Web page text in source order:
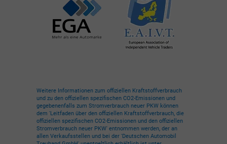
Weitere Informationen zum offiziellen Kraftstoffverbrauch
und zu den offiziellen spezifischen CO2-Emissionen und
gegebenenfalls zum Stromverbrauch neuer PKW können
dem 'Leitfaden über den offiziellen Kraftstoffverbrauch, die
offiziellen spezifischen CO2-Emissionen und den offiziellen
Stromverbrauch neuer PKW' entnommen werden, der an
allen Verkaufsstellen und bei der 'Deutschen Automobil